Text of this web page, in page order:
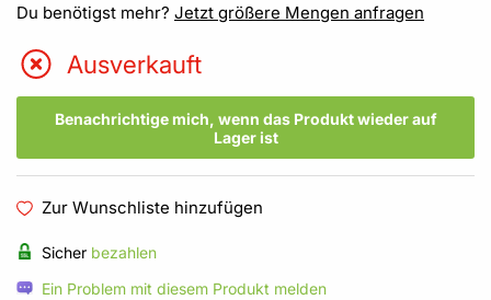
Du benötigst mehr? Jetzt größere Mengen anfragen
Ausverkauft
Benachrichtige mich, wenn das Produkt wieder auf
Lager ist
Zur Wunschliste hinzufügen
Sicher bezahlen
Ein Problem mit diesem Produkt melden